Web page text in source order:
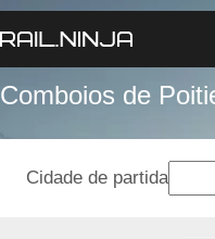
Comboios de
Cidade de partida